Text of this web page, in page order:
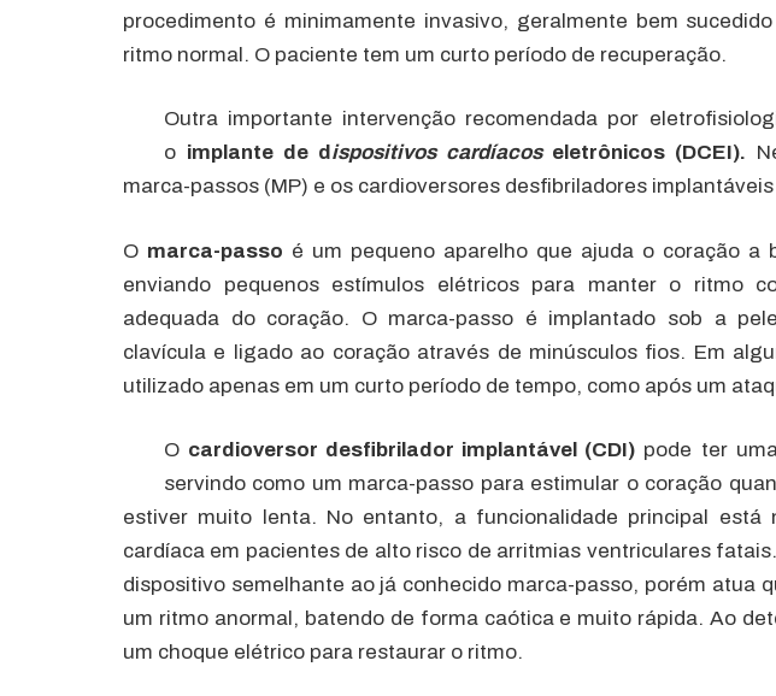
procedimento é minimamente invasivo, geralmente bem
ritmo normal. O paciente tem um curto período de recuperação.
Outra importante intervenção recomendada por
o implante de dispositivos cardíacoseletrônicos (DCEI).
marca-passos (MP) e os cardioversores desfibriladores implantáveis
O marca-passo é um pequeno aparelho que ajuda o coração a
enviando pequenos estímulos elétricos para manter o ritmo
adequada do coração. O marca-passo é implantado sob a
clavícula e ligado ao coração através de minúsculos fios. Em
utilizado apenas em um curto período de tempo, como após um
O cardioversor desfibrilador implantável (CDI) pode ter
servindo como um marca-passo para estimular o coração
estiver muito lenta. No entanto, a funcionalidade principal está
cardíaca em pacientes de alto risco de arritmias ventriculares
dispositivo semelhante ao já conhecido marca-passo, porém atua
um ritmo anormal, batendo de forma caótica e muito rápida. Ao
um choque elétrico para restaurar o ritmo.